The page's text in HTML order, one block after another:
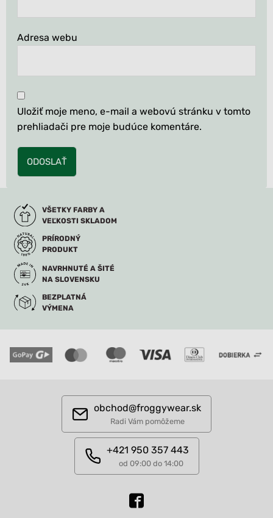
Adresa webu
Uložiť moje meno, e-mail a webovú stránku v tomto
prehliadači pre moje budúce komentáre.
VŠETKY FARBY A
VEĽKOSTI SKLADOM
PRÍRODNÝ
PRODUKT
NAVRHNUTÉ A ŠITÉ
NA SLOVENSKU
BEZPLATNÁ
VÝMENA
obchod@froggywear.sk
Radi Vám pomôžeme
+421 950 357 443
od 09:00 do 14:00